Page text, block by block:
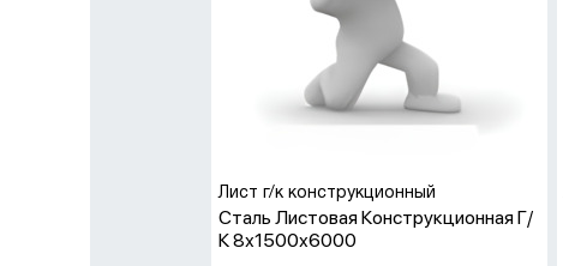
Лист г/к конструкционный
Сталь Листовая Конструкционная Г/
К 8х1500х6000